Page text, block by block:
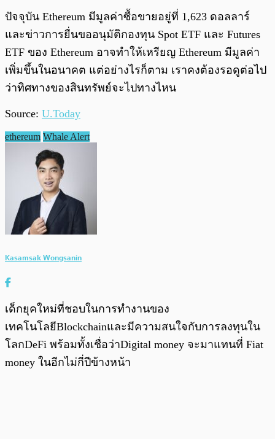
ปัจจุบัน Ethereum มีมูลค่าซื้อขายอยู่ที่ 1,623 ดอลลาร์
และข่าวการยื่นขออนุมัติกองทุน Spot ETF และ Futures
ETF ของ Ethereum อาจทำให้เหรียญ Ethereum มีมูลค่า
เพิ่มขึ้นในอนาคต แต่อย่างไรก็ตาม เราคงต้องรอดูต่อไป
ว่าทิศทางของสินทรัพย์จะไปทางไหน
Source: U.Today
ethereum Whale Alert
Kasamsak Wongsanin
เด็กยุคใหม่ที่ชอบในการทำงานของ
เทคโนโลยีBlockchainและมีความสนใจกับการลงทุนใน
โลกDeFi พร้อมทั้งเชื่อว่าDigital money จะมาแทนที่ Fiat
money ในอีกไม่กี่ปีข้างหน้า